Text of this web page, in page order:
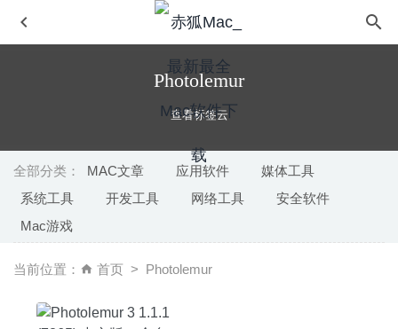
Photolemur
查看标签云
全部分类： MAC文章 应用软件
媒体工具
系统工具
开发工具 网络工具
安全软件
Mac游戏
当前位置： 首页 Photolemur
2020-06-19
Valentina Studio Pro 10.4.22 – 专业的多数据库管理软件
Image Resizer 4.2 – 图片批量压缩编辑工具